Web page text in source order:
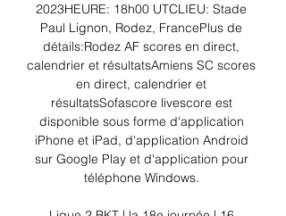
2023HEURE: 18h00 UTCLIEU: Stade
Paul Lignon, Rodez, FrancePlus de
détails:Rodez AF scores en direct,
calendrier et résultatsAmiens SC scores
en direct, calendrier et
résultatsSofascore livescore est
disponible sous forme d'application
iPhone et iPad, d'application Android
sur Google Play et d'application pour
téléphone Windows.